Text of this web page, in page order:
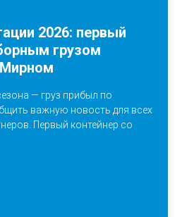
2026: первый
грузом
— груз прибыл по
важную новость для всех
Первый контейнер со